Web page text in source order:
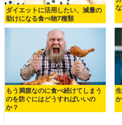
ダイエットに活用したい、減量の
助けになる食べ物7種類
もう満腹なのに食べ続けてしまう
のを防ぐにはどうすればいいの
か？